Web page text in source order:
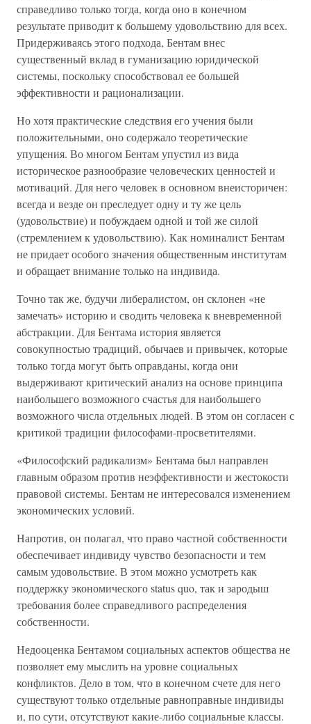
справедливо только тогда, когда оно в конечном
результате приводит к большему удовольствию для всех.
Придерживаясь этого подхода, Бентам внес
существенный вклад в гуманизацию юридической
системы, поскольку способствовал ее большей
эффективности и рационализации.
Но хотя практические следствия его учения были
положительными, оно содержало теоретические
упущения. Во многом Бентам упустил из вида
историческое разнообразие человеческих ценностей и
мотиваций. Для него человек в основном внеисторичен:
всегда и везде он преследует одну и ту же цель
(удовольствие) и побуждаем одной и той же силой
(стремлением к удовольствию). Как номиналист Бентам
не придает особого значения общественным институтам
и обращает внимание только на индивида.
Точно так же, будучи либералистом, он склонен «не
замечать» историю и сводить человека к вневременной
абстракции. Для Бентама история является
совокупностью традиций, обычаев и привычек, которые
только тогда могут быть оправданы, когда они
выдерживают критический анализ на основе принципа
наибольшего возможного счастья для наибольшего
возможного числа отдельных людей. В этом он согласен с
критикой традиции философами-просветителями.
«Философский радикализм» Бентама был направлен
главным образом против неэффективности и жестокости
правовой системы. Бентам не интересовался изменением
экономических условий.
Напротив, он полагал, что право частной собственности
обеспечивает индивиду чувство безопасности и тем
самым удовольствие. В этом можно усмотреть как
поддержку экономического status quo, так и зародыш
требования более справедливого распределения
собственности.
Недооценка Бентамом социальных аспектов общества не
позволяет ему мыслить на уровне социальных
конфликтов. Дело в том, что в конечном счете для него
существуют только отдельные равноправные индивиды
и, по сути, отсутствуют какие-либо социальные классы.